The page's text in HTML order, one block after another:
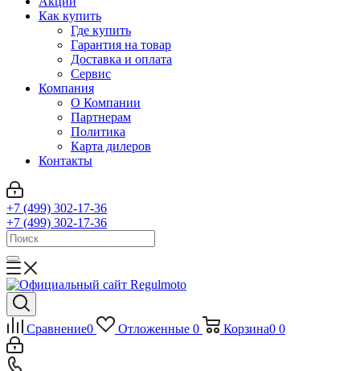
Как купить
Где купить
Гарантия на товар
Доставка и оплата
Сервис
Компания
О Компании
Партнерам
Политика
Карта дилеров
Контакты
+7 (499) 302-17-36
+7 (499) 302-17-36
Сравнение0 Отложенные 0 Корзина0 0